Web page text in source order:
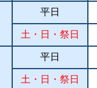
平日
土・日・祭日
平日
土・日・祭日